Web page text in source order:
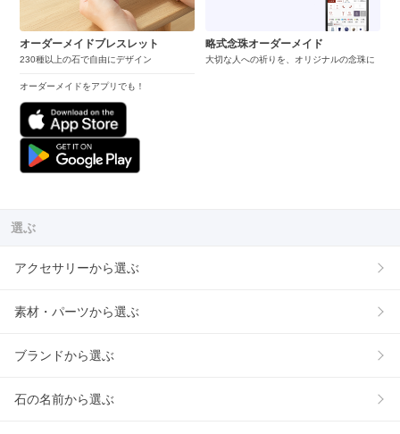
オーダーメイドブレスレット
230種以上の石で自由にデザイン
オーダーメイドをアプリでも！
略式念珠オーダーメイド
大切な人への祈りを、オリジナルの念珠に
選ぶ
アクセサリーから選ぶ
素材・パーツから選ぶ
ブランドから選ぶ
石の名前から選ぶ